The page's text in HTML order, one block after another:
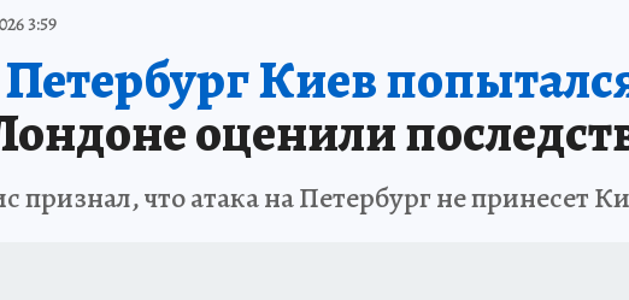
3:59
Киев
оценили
что атака на Петербург не принесет